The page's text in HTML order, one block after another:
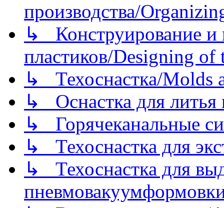
производства/
↳ Конструирование и
пластиков/Designing of
↳ Техоснастка/Molds
↳ Оснастка для литья
↳ Горячеканальные
↳ Техоснастка для
↳ Техоснастка для